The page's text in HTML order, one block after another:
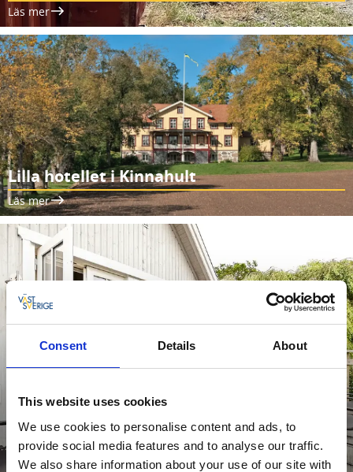
Consent Details About
This website uses cookies
We use cookies to personalise content and ads, to
provide social media features and to analyse our traffic.
We also share information about your use of our site with
Läs mer
Lilla hotellet i Kinnahult
Läs mer
Nyhagens bed & breakfast, Berghem
Läs mer